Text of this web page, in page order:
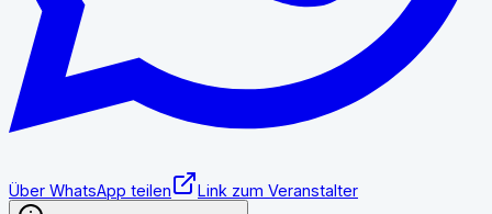
Über WhatsApp teilen Link zum Veranstalter